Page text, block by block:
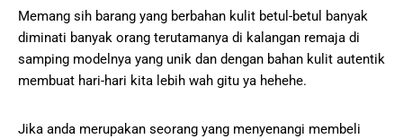
Memang sih barang yang berbahan kulit betul-betul banyak
diminati banyak orang terutamanya di kalangan remaja di
samping modelnya yang unik dan dengan bahan kulit autentik
membuat hari-hari kita lebih wah gitu ya hehehe.
Jika anda merupakan seorang yang menyenangi membeli